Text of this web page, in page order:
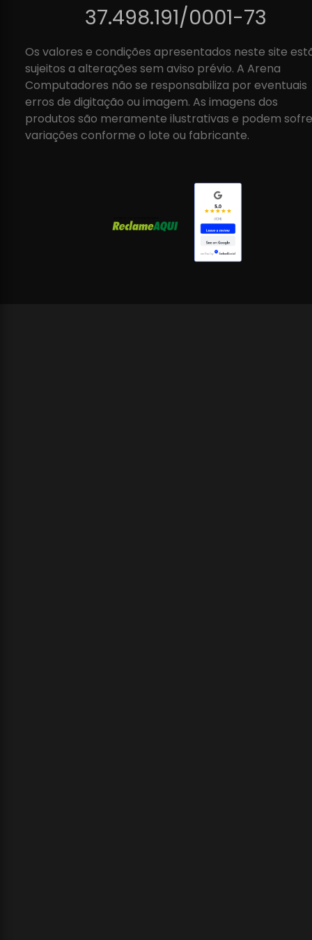
37.498.191/0001-73
Os valores e condições apresentados neste site
sujeitos a alterações sem aviso prévio. A Arena
Computadores não se responsabiliza por eventuais
erros de digitação ou imagem. As imagens dos
produtos são meramente ilustrativas e podem
variações conforme o lote ou fabricante.